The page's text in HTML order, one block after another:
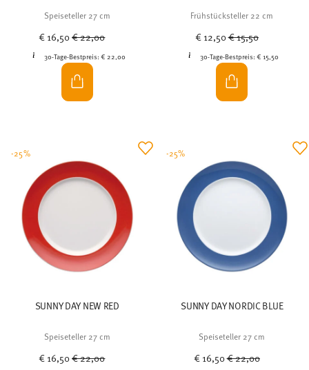
Speiseteller 27 cm
€ 16,50Price reduced from
€ 22,00
30-Tage-Bestpreis: € 22,00
Frühstücksteller 22 cm
€ 12,50Price reduced from
€ 15,50
30-Tage-Bestpreis:€ 15,50
SUNNY DAY NEW RED
Speiseteller 27 cm
€ 16,50Price reduced from
€ 22,00
-25%
SUNNY DAY NORDIC BLUE
Speiseteller 27 cm
€ 16,50Price reduced from
€ 22,00
-25%